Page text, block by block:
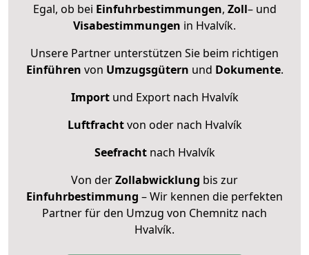
Egal, ob bei Einfuhrbestimmungen, Zoll– und
Visabestimmungen in Hvalvík.
Unsere Partner unterstützen Sie beim richtigen
Einführen von Umzugsgütern und Dokumente.
Importund Export nach Hvalvík
Luftfrachtvon oder nach Hvalvík
Seefrachtnach Hvalvík
Von derZollabwicklung bis zur
Einfuhrbestimmung – Wir kennen die perfekten
Partner für den Umzug von Chemnitz nach
Hvalvík.